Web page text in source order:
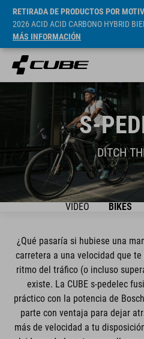
RETIRADA DE PRODUCTOS POR
2026 ACID ACID CARBONO HYBRID
MÁS INFORMACIÓN
S-
DITCH
VIDEO BIKES
¿Qué pasaría si hubiese una
carretera a una velocidad que
ritmo del tráfico (o incluso
existe. La CUBE s-pedelec
práctico con la potencia de
parte con ventaja para dejar
más de velocidad a tu